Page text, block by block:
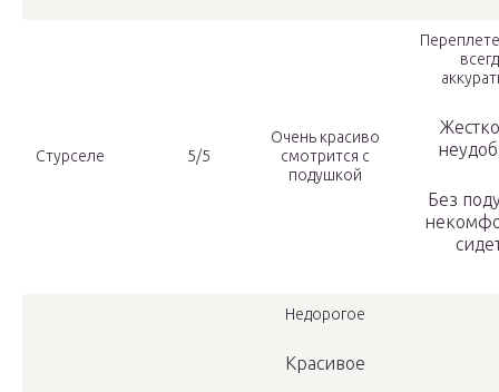
Стурселе 5/5
Очень красиво
смотрится с
подушкой
Без
Недорогое
Красивое